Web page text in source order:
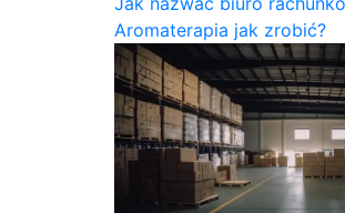
Aromaterapia jak zrobić?